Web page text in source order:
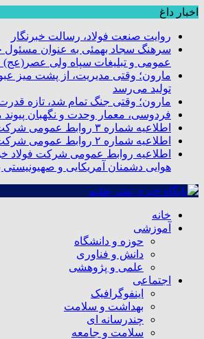
اخبار داغ
روایت صنعت فولاد،‌ رسالت خبرنگار
سرهنگ سجاد بهمئی به عنوان مسئول
عمومی و تبلیغات سپاه ولی
مارون؛ وقتی مدیریت، از پشت میز
تولید می‌رسد
مارون؛ وقتی جنگ تمام شد، تازه
فردوسی، معمار وحدت و نگهبان پیوند
اطلاعیه شماره ۳ روابط عمومی شرکت فولاد خوزستان
اطلاعیه شماره ۲ روابط عمومی شرکت فولاد خوزستان
اطلاعیه روابط عمومی شرکت فولاد
هوایی دشمنان آمریکایی و
خانه
آموزشی
حوزه و دانشگاه
دانش و فناوری
علمی و پژوهشی
اجتماعی
اینفوگرافیک
بهداشت و سلامت
چندرسانه ای
سلامت و جامعه